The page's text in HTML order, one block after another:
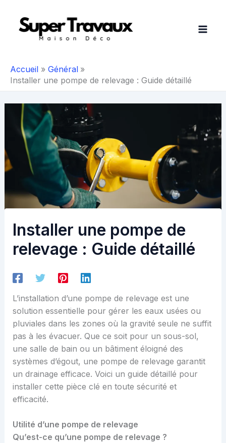
contenu
Accueil
Général
Installer une pompe de relevage : Guide détaillé
Installer une pompe de
relevage : Guide détaillé
L’installation d’une pompe de relevage est une
solution essentielle pour gérer les eaux usées ou
pluviales dans les zones où la gravité seule ne suffit
pas à les évacuer. Que ce soit pour un sous-sol,
une salle de bain ou un bâtiment éloigné des
systèmes d’égout, une pompe de relevage garantit
un drainage efficace. Voici un guide détaillé pour
installer cette pièce clé en toute sécurité et
efficacité.
Utilité d’une pompe de relevage
Qu’est-ce qu’une pompe de relevage ?